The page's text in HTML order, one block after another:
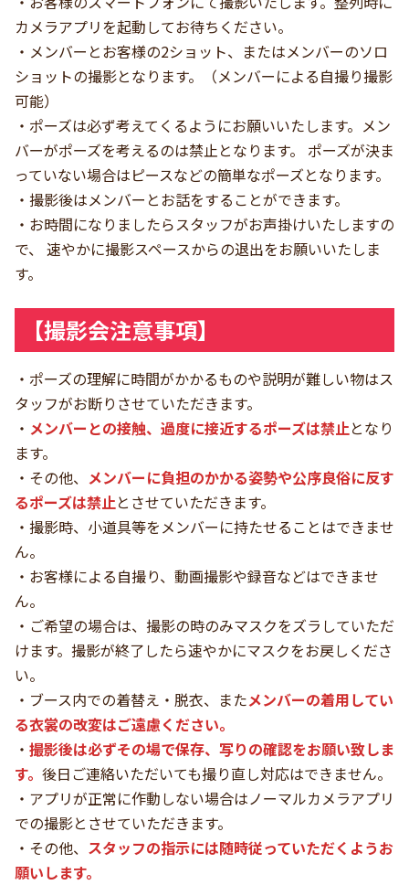
カメラアプリを起動してお待ちください。
・メンバーとお客様の2ショット、またはメンバーのソロ
ショットの撮影となります。（メンバーによる自撮り撮影
可能）
・ポーズは必ず考えてくるようにお願いいたします。メン
バーがポーズを考えるのは禁止となります。 ポーズが決ま
っていない場合はピースなどの簡単なポーズとなります。
・撮影後はメンバーとお話をすることができます。
・お時間になりましたらスタッフがお声掛けいたしますの
で、 速やかに撮影スペースからの退出をお願いいたしま
す。
【撮影会注意事項】
・ポーズの理解に時間がかかるものや説明が難しい物はス
タッフがお断りさせていただきます。
・ メンバーとの接触、過度に接近するポーズは禁止となり
ます。
・その他、 メンバーに負担のかかる姿勢や公序良俗に反す
るポーズは禁止とさせていただきます。
・撮影時、小道具等をメンバーに持たせることはできませ
ん。
・お客様による自撮り、動画撮影や録音などはできませ
ん。
・ご希望の場合は、撮影の時のみマスクをズラしていただ
けます。撮影が終了したら速やかにマスクをお戻しくださ
い。
・ブース内での着替え・脱衣、またメンバーの着用してい
る衣裳の改変はご遠慮ください。
・ 撮影後は必ずその場で保存、写りの確認をお願い致しま
す。 後日ご連絡いただいても撮り直し対応はできません。
・アプリが正常に作動しない場合はノーマルカメラアプリ
での撮影とさせていただきます。
・その他、 スタッフの指示には随時従っていただくようお
願いします。